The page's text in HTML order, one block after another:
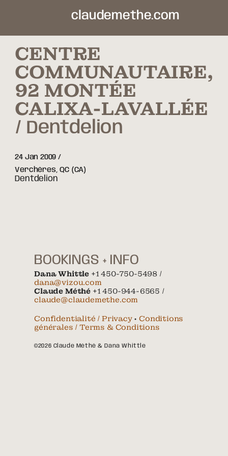
claudemethe.com
CENTRE
COMMUNAUTAIRE,
92 MONTÉE
CALIXA-LAVALLÉE
Dentdelion
24 Jan 2009
Verchères,QC (CA)
Dentdelion
BOOKINGS + INFO
Dana Whittle +1 450-750-5498 /
dana@vizou.com
Claude Méthé +1 450-944-6565 /
claude@claudemethe.com
Confidentialité / Privacy•Conditions
générales / Terms & Conditions
©2026 Claude Méthé & Dana Whittle